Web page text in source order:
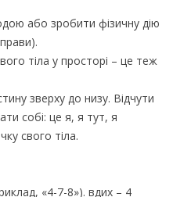
або зробити фізичну дію
тіла у просторі – це теж
зверху до низу. Відчути
собі: це я, я тут, я
свого тіла.
«4-7-8»). вдих – 4